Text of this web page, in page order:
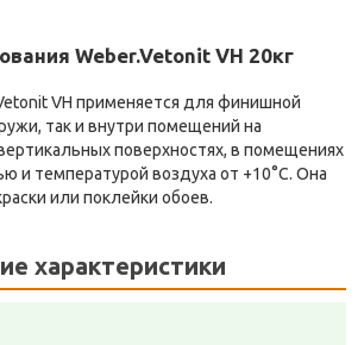
Weber.Vetonit VH 20кг
VH применяется для финишной
так и внутри помещений на
поверхностях, в помещениях
и температурой воздуха от +10°С. Она
или поклейки обоев.
характеристики